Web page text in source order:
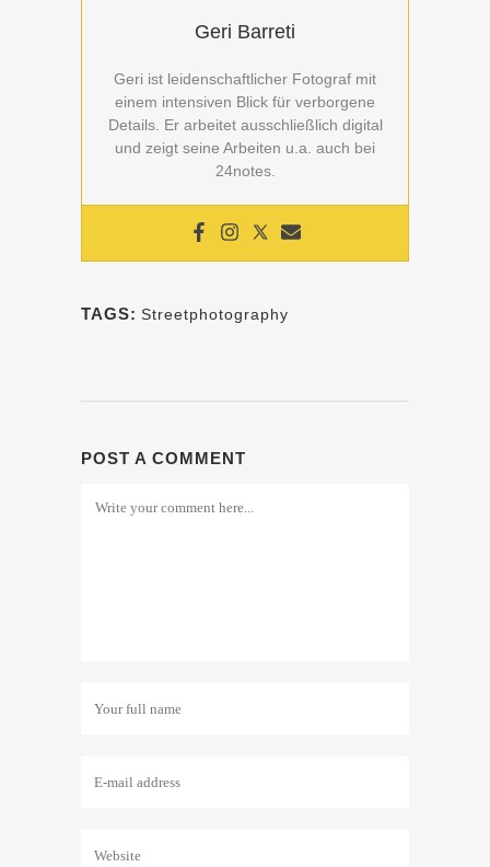
Geri Barreti
Geri ist leidenschaftlicher Fotograf mit
einem intensiven Blick für verborgene
Details. Er arbeitet ausschließlich digital
und zeigt seine Arbeiten u.a. auch bei
24notes.
TAGS: Streetphotography
POST A COMMENT